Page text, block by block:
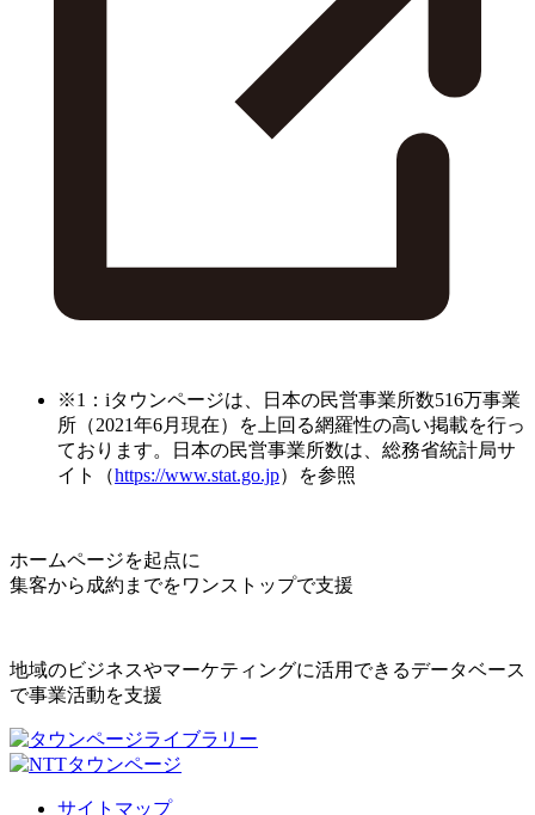
※1：iタウンページは、日本の民営事業所数516万事業
所（2021年6月現在）を上回る網羅性の高い掲載を行っ
ております。日本の民営事業所数は、総務省統計局サ
イト（https://www.stat.go.jp）を参照
ホームページを起点に
集客から成約までをワンストップで支援
地域のビジネスやマーケティングに活用できるデータベース
で事業活動を支援
サイトマップ